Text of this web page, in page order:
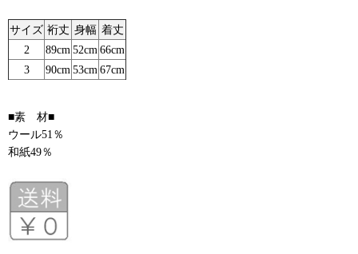
サイズ 裄丈 身幅 着丈
2
89cm 52cm 66cm
3
90cm 53cm 67cm
■素 材■
ウール51％
和紙49％